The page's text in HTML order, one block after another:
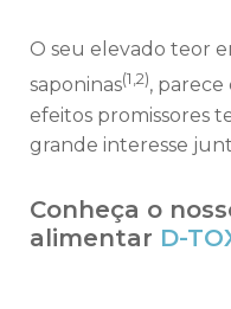
O seu elevado teor
saponinas(1,2), parece
efeitos promissores
grande interesse
Conheça o
alimentar D-